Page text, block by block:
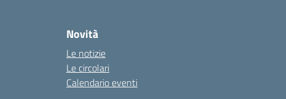
Novità
Le notizie
Le circolari
Calendario eventi